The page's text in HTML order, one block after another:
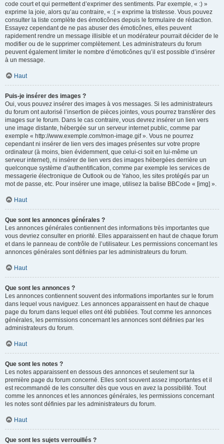
code court et qui permettent d’exprimer des sentiments. Par exemple, « :) »
exprime la joie, alors qu’au contraire, « :( » exprime la tristesse. Vous pouvez
consulter la liste complète des émoticônes depuis le formulaire de rédaction.
Essayez cependant de ne pas abuser des émoticônes, elles peuvent
rapidement rendre un message illisible et un modérateur pourrait décider de le
modifier ou de le supprimer complètement. Les administrateurs du forum
peuvent également limiter le nombre d’émoticônes qu’il est possible d’insérer
à un message.
Haut
Puis-je insérer des images ?
Oui, vous pouvez insérer des images à vos messages. Si les administrateurs
du forum ont autorisé l’insertion de pièces jointes, vous pourrez transférer des
images sur le forum. Dans le cas contraire, vous devrez insérer un lien vers
une image distante, hébergée sur un serveur internet public, comme par
exemple « http://www.exemple.com/mon-image.gif ». Vous ne pourrez
cependant ni insérer de lien vers des images présentes sur votre propre
ordinateur (à moins, bien évidemment, que celui-ci soit en lui-même un
serveur internet), ni insérer de lien vers des images hébergées derrière un
quelconque système d’authentification, comme par exemple les services de
messagerie électronique de Outlook ou de Yahoo, les sites protégés par un
mot de passe, etc. Pour insérer une image, utilisez la balise BBCode « [img] ».
Haut
Que sont les annonces générales ?
Les annonces générales contiennent des informations très importantes que
vous devriez consulter en priorité. Elles apparaissent en haut de chaque forum
et dans le panneau de contrôle de l’utilisateur. Les permissions concernant les
annonces générales sont définies par les administrateurs du forum.
Haut
Que sont les annonces ?
Les annonces contiennent souvent des informations importantes sur le forum
dans lequel vous naviguez. Les annonces apparaissent en haut de chaque
page du forum dans lequel elles ont été publiées. Tout comme les annonces
générales, les permissions concernant les annonces sont définies par les
administrateurs du forum.
Haut
Que sont les notes ?
Les notes apparaissent en dessous des annonces et seulement sur la
première page du forum concerné. Elles sont souvent assez importantes et il
est recommandé de les consulter dès que vous en avez la possibilité. Tout
comme les annonces et les annonces générales, les permissions concernant
les notes sont définies par les administrateurs du forum.
Haut
Que sont les sujets verrouillés ?